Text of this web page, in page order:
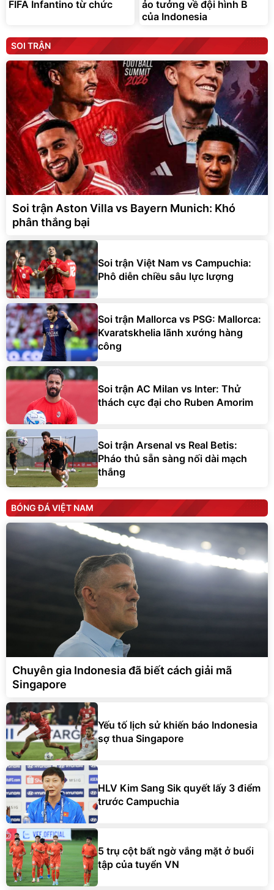
FIFA Infantino từ chức
ảo tưởng về đội hình B
của Indonesia
SOI TRẬN
Soi trận Aston Villa vs Bayern Munich: Khó
phân thắng bại
Soi trận Việt Nam vs Campuchia:
Phô diễn chiều sâu lực lượng
Soi trận Mallorca vs PSG: Mallorca:
Kvaratskhelia lãnh xướng hàng
công
Soi trận AC Milan vs Inter: Thử
thách cực đại cho Ruben Amorim
Soi trận Arsenal vs Real Betis:
Pháo thủ sẵn sàng nối dài mạch
thắng
BÓNG ĐÁ VIỆT NAM
Chuyên gia Indonesia đã biết cách giải mã
Singapore
Yếu tố lịch sử khiến báo Indonesia
sợ thua Singapore
HLV Kim Sang Sik quyết lấy 3 điểm
trước Campuchia
5 trụ cột bất ngờ vắng mặt ở buổi
tập của tuyển VN